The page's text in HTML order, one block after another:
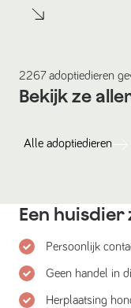
2267 adoptiedieren
Bekijk ze
Alle adoptiedieren
Een
Persoonlijk
Geen handel in
Herplaatsing